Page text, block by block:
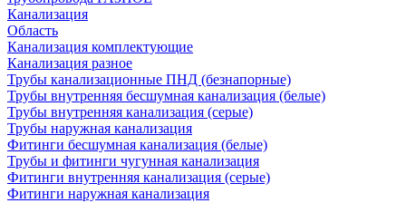
Канализация
Область
Канализация комплектующие
Канализация разное
Трубы канализационные ПНД (безнапорные)
Трубы внутренняя бесшумная канализация (белые)
Трубы внутренняя канализация (серые)
Трубы наружная канализация
Фитинги бесшумная канализация (белые)
Трубы и фитинги чугунная канализация
Фитинги внутренняя канализация (серые)
Фитинги наружная канализация